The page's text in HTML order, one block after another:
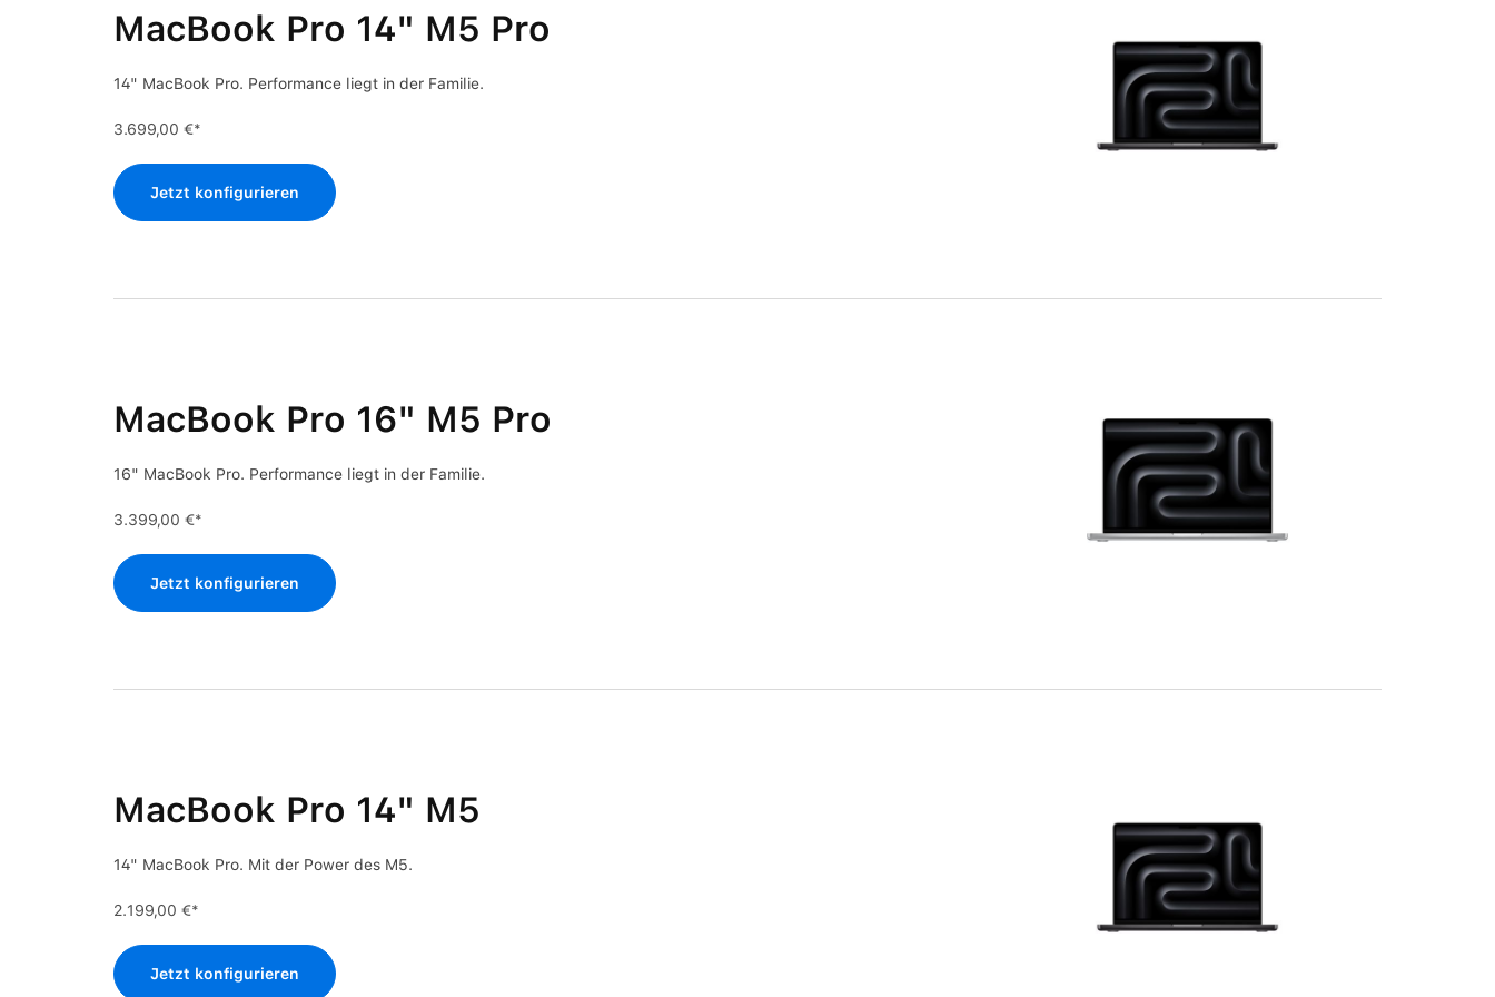
MacBook Pro 14" M5 Pro
14" MacBook Pro. Performance liegt in der Familie.
3.699,00 €*
Jetzt konfigurieren
MacBook Pro 16" M5 Pro
16" MacBook Pro. Performance liegt in der Familie.
3.399,00 €*
Jetzt konfigurieren
MacBook Pro 14" M5
14" MacBook Pro. Mit der Power des M5.
2.199,00 €*
Jetzt konfigurieren